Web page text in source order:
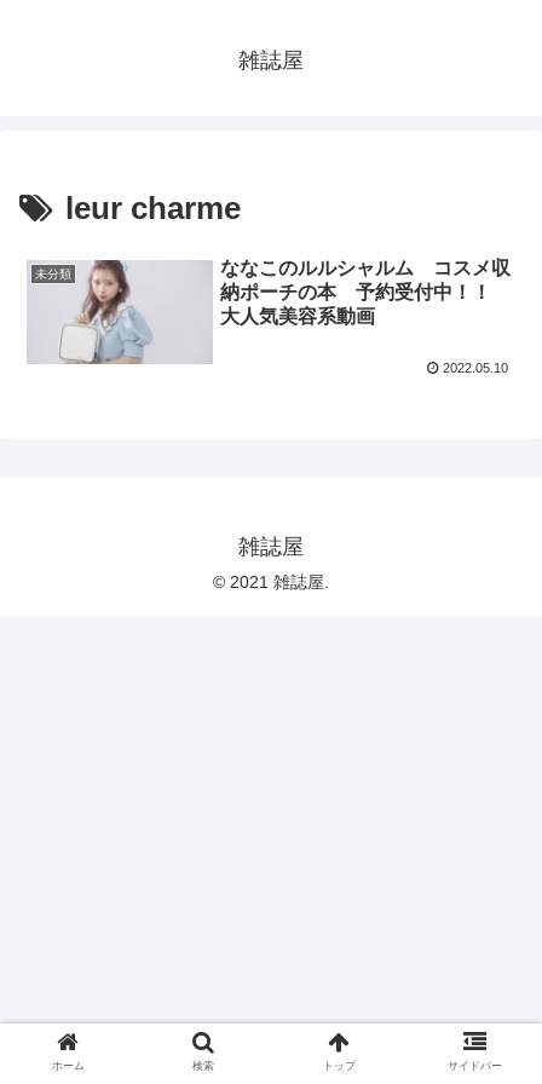
雑誌屋
leur charme
未分類
ななこのルルシャルム コスメ収
納ポーチの本 予約受付中！！
大人気美容系動画
2022.05.10
雑誌屋
© 2021 雑誌屋.
ホーム 検索 トップ サイドバー